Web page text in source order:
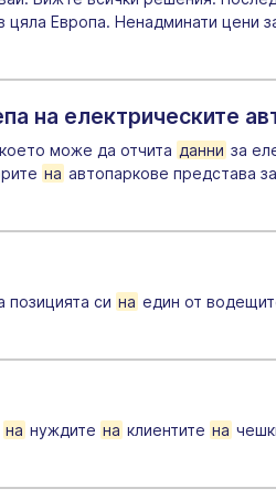
Европа. Ненадминати цени
на електрическите
може да отчита данни за
на автопаркове представа
позицията си на един от
на нуждите на клиентите на